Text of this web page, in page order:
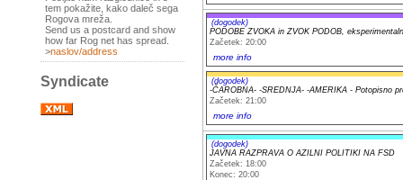
tem pokažite, kako daleč sega
Rogova mreža.
Send us a postcard and show
how far Rog net has spread.
>naslov/address
Syndicate
(dogodek)
PODOBE ZVOKA in ZVOK PODOB,
Začetek: 20:00
more info
(dogodek)
-ČAROBNA- -SREDNJA- -AMERIKA - Potopisno
Začetek: 21:00
more info
(dogodek)
JAVNA RAZPRAVA O AZILNI POLITIKI NA FSD
Začetek: 18:00
Konec: 20:00